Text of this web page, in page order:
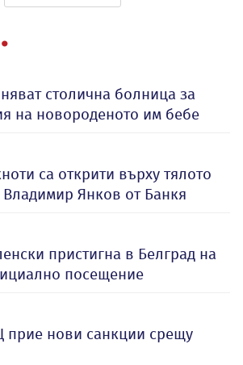
столична болница за
на новороденото им бебе
са открити върху тялото
Янков от Банкя
пристигна в Белград на
посещение
прие нови санкции срещу